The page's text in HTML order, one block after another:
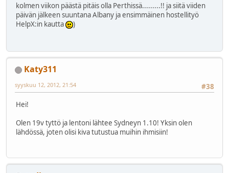
kolmen viikon päästä pitäis olla Perthissä.........!! ja siitä viiden
päivän jälkeen suuntana Albany ja ensimmäinen hostellityö
HelpX:in kautta
)
Katy311
#38
syyskuu 12, 2012, 21:54
Hei!
Olen 19v tyttö ja lentoni lähtee Sydneyn 1.10! Yksin olen
lähdössä, joten olisi kiva tutustua muihin ihmisiin!